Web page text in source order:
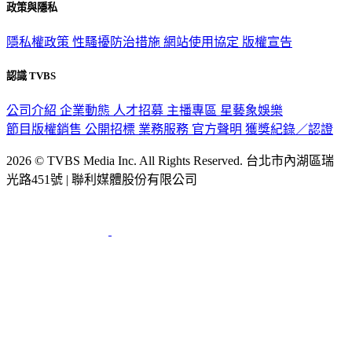
政策與隱私
隱私權政策 性騷擾防治措施 網站使用協定 版權宣告
認識 TVBS
公司介紹 企業動態 人才招募 主播專區 星藝象娛樂
節目版權銷售 公開招標 業務服務 官方聲明 獲獎紀錄／認證
2026 © TVBS Media Inc. All Rights Reserved. 台北市內湖區瑞
光路451號 | 聯利媒體股份有限公司